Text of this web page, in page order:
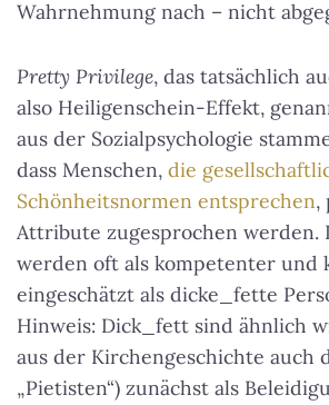
Wahrnehmung nach – nicht
Pretty Privilege, das tatsächlich
also Heiligenschein-Effekt,
aus der Sozialpsychologie
dass Menschen, die
Schönheitsnormen entsprechen,
Attribute zugesprochen werden.
werden oft als kompetenter und
eingeschätzt als dicke_fette
Hinweis: Dick_fett sind ähnlich
aus der Kirchengeschichte auch
„Pietisten“) zunächst als